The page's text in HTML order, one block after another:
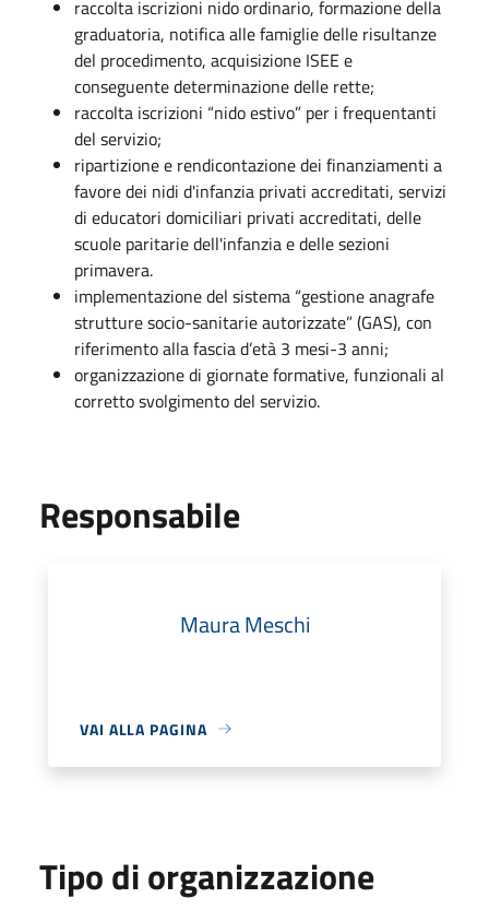
raccolta iscrizioni nido ordinario, formazione della
graduatoria, notifica alle famiglie delle risultanze
del procedimento, acquisizione ISEE e
conseguente determinazione delle rette;
raccolta iscrizioni “nido estivo” per i frequentanti
del servizio;
ripartizione e rendicontazione dei finanziamenti a
favore dei nidi d'infanzia privati accreditati, servizi
di educatori domiciliari privati accreditati, delle
scuole paritarie dell'infanzia e delle sezioni
primavera.
implementazione del sistema “gestione anagrafe
strutture socio-sanitarie autorizzate” (GAS), con
riferimento alla fascia d’età 3 mesi-3 anni;
organizzazione di giornate formative, funzionali al
corretto svolgimento del servizio.
Responsabile
Maura Meschi
VAI ALLA PAGINA
Tipo di organizzazione